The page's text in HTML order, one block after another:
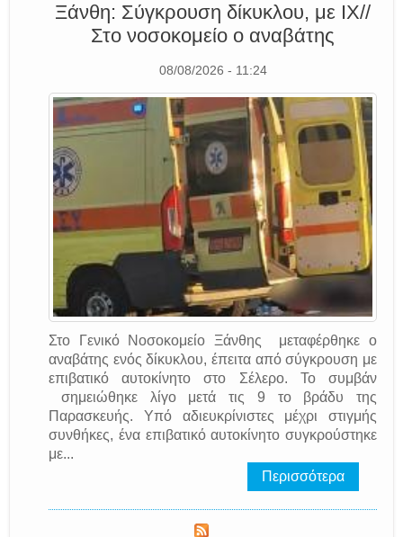
Ξάνθη: Σύγκρουση δίκυκλου, με ΙΧ//
Στο νοσοκομείο ο αναβάτης
08/08/2026 - 11:24
Στο Γενικό Νοσοκομείο Ξάνθης μεταφέρθηκε ο
αναβάτης ενός δίκυκλου, έπειτα από σύγκρουση με
επιβατικό αυτοκίνητο στο Σέλερο. Το συμβάν
σημειώθηκε λίγο μετά τις 9 το βράδυ της
Παρασκευής. Υπό αδιευκρίνιστες μέχρι στιγμής
συνθήκες, ένα επιβατικό αυτοκίνητο συγκρούστηκε
με...
Περισσότερα